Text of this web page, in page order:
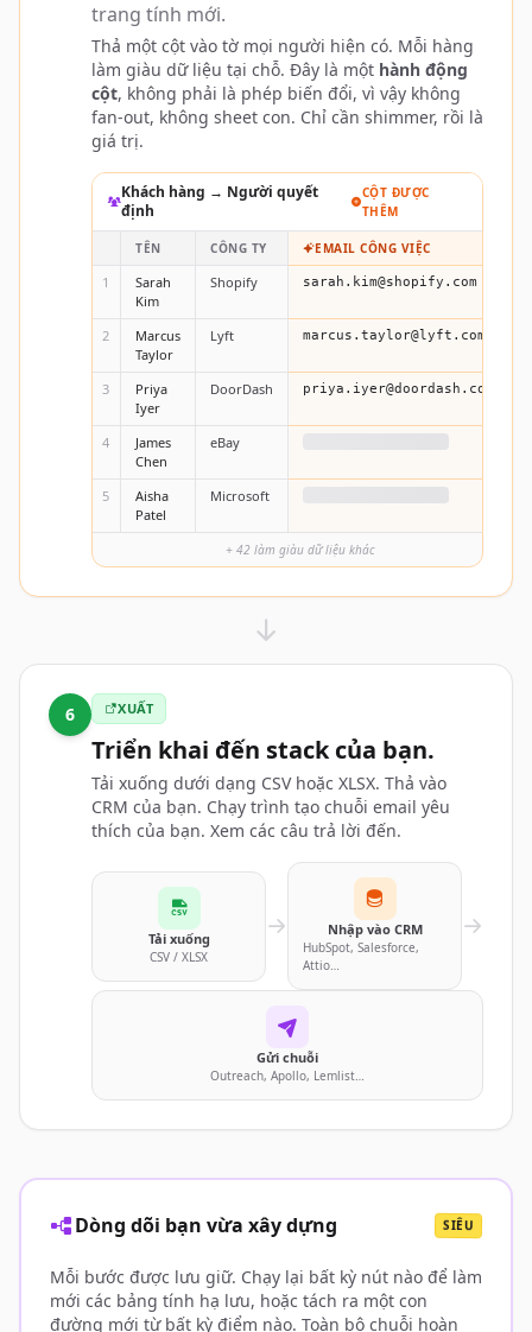
trang tính mới.
Thả một cột vào tờ mọi người hiện có. Mỗi hàng
làm giàu dữ liệu tại chỗ. Đây là một hành động
cột, không phải là phép biến đổi, vì vậy không
fan-out, không sheet con. Chỉ cần shimmer, rồi là
giá trị.
Khách hàng → Người quyết
định
CỘT ĐƯỢC
THÊM
TÊN CÔNG TY EMAIL CÔNG VIỆC
1
Sarah
Kim
Shopify sarah.kim@shopify.com
2
Marcus
Taylor
Lyft marcus.taylor@lyft.com
3
Priya
Iyer
DoorDash priya.iyer@doordash.com
4
James
Chen
eBay
5
Aisha
Patel
Microsoft
+ 42 làm giàu dữ liệu khác
6 XUẤT
Triển khai đến stack của bạn.
Tải xuống dưới dạng CSV hoặc XLSX. Thả vào
CRM của bạn. Chạy trình tạo chuỗi email yêu
thích của bạn. Xem các câu trả lời đến.
Tải xuống
CSV / XLSX
Nhập vào CRM
HubSpot, Salesforce,
Attio…
Gửi chuỗi
Outreach, Apollo, Lemlist…
Dòng dõi bạn vừa xây dựng SIÊU
Mỗi bước được lưu giữ. Chạy lại bất kỳ nút nào để làm
mới các bảng tính hạ lưu, hoặc tách ra một con
đường mới từ bất kỳ điểm nào. Toàn bộ chuỗi hoàn